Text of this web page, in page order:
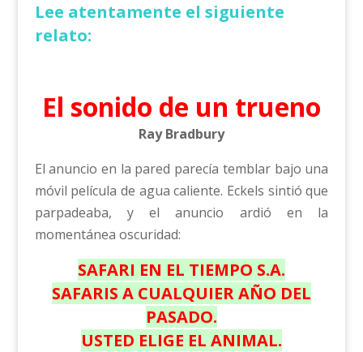
Lee atentamente el siguiente
relato:
El sonido de un trueno
Ray Bradbury
El anuncio en la pared parecía temblar bajo una
móvil película de agua caliente. Eckels sintió que
parpadeaba, y el anuncio ardió en la
momentánea oscuridad:
SAFARI EN EL TIEMPO S.A.
SAFARIS A CUALQUIER AÑO DEL
PASADO.
USTED ELIGE EL ANIMAL.